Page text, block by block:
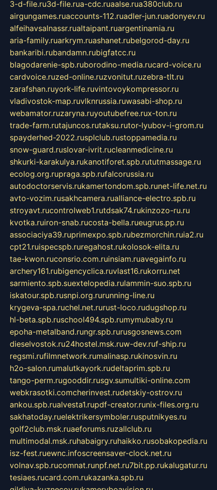
3-d-file.ru3d-file.rua-cdc.ruaalse.rua380club.ru
airgungames.ruaccounts-112.ruadler-jun.ruadonyev.ru
alfeihavsalnassr.rualtaipant.ruargentinamia.ru
aria-family.ruarkrym.ruashanet.rubelgorod-day.ru
bankaribi.rubandamn.rubigfatcc.ru
blagodarenie-spb.ruborodino-media.rucard-voice.ru
cardvoice.ruzed-online.ruzvonitut.ruzebra-tlt.ru
zarafshan.ruyork-life.ruvintovoykompressor.ru
vladivostok-map.ruvlknrussia.ruwasabi-shop.ru
webamator.ruzaryna.ruyoutubefree.rux-ton.ru
trade-farm.rutajuncos.rutaksu.rutor-lyubov-i-grom.ru
spayderhed-2022.rusplclub.rustoppamedia.ru
snow-guard.ruslovar-ivrit.rucleanmedicine.ru
shkurki-karakulya.rukanotiforet.spb.rututmassage.ru
ecolog.org.rupraga.spb.rufalcorussia.ru
autodoctorservis.rukamertondom.spb.runet-life.net.ru
avto-vozim.rusakhcamera.rualliance-electro.spb.ru
stroyavt.rucontrolweb1.rutdsak74.rukinzozo-ru.ru
kvotka.ruiron-snab.rucosta-bella.rueugrus.pp.ru
associaciya39.ruprimexpo.spb.rubezmorchin.ruia2.ru
cpt21.ruispecspb.ruregahost.rukolosok-elita.ru
tae-kwon.ruconsrio.com.ruinsiam.ruavegainfo.ru
archery161.rubigencyclica.ruvlast16.rukorru.net
sarmiento.spb.suextelopedia.rulammin-suo.spb.ru
iskatour.spb.rusnpi.org.rurunning-line.ru
krygeva-spa.ruchel.net.rurust-loco.rudugshop.ru
hl-beta.spb.ruschool494.spb.rumymubaby.ru
epoha-metalband.rungr.spb.rurusgosnews.com
dieselvostok.ru24hostel.msk.ruw-dev.ruf-ship.ru
regsmi.rufilmnetwork.rumalinasp.rukinosvin.ru
h2o-salon.rumalutkayork.rudeltaprim.spb.ru
tango-perm.rugooddir.rusgv.sumultiki-online.com
webkrasotki.comcherinvest.rudetskiy-ostrov.ru
ankou.spb.rualvesta1.rupdf-creator.runix-files.org.ru
sakhatoday.ruelektrikersymboler.rusputnikyes.ru
golf2club.msk.ruaeforums.ruzallclub.ru
multimodal.msk.ruhabaigry.ruhaikko.rusobakopedia.ru
isz-fest.ruewnc.infoscreensaver-clock.net.ru
volnav.spb.rucomnat.runpf.net.ru7bit.pp.rukalugatur.ru
tesiaes.rucard.com.rukazanka.spb.ru